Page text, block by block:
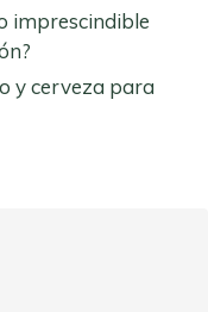
imprescindible
y cerveza para